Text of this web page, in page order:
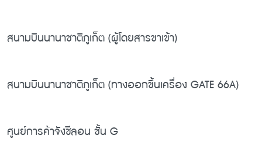
สนามบินนานาชาติภูเก็ต (ผู้โดยสารขาเข้า)
สนามบินนานาชาติภูเก็ต (ทางออกขึ้นเครื่อง GATE 66A)
ศูนย์การค้าจังซีลอน ชั้น G